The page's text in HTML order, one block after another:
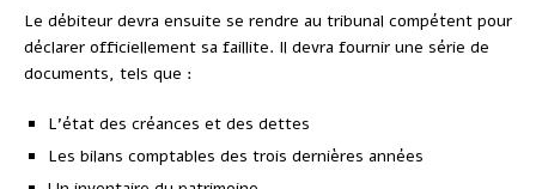
Le débiteur devra ensuite se rendre au tribunal compétent pour
déclarer officiellement sa faillite. Il devra fournir une série de
documents, tels que :
L’état des créances et des dettes
Les bilans comptables des trois dernières années